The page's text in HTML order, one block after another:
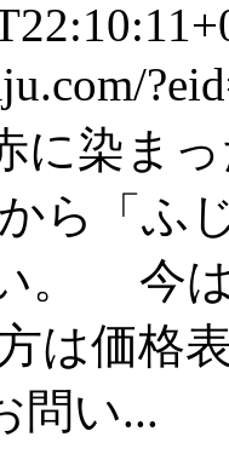
に染ま
ら「ふ
。 今
は価格
問い...